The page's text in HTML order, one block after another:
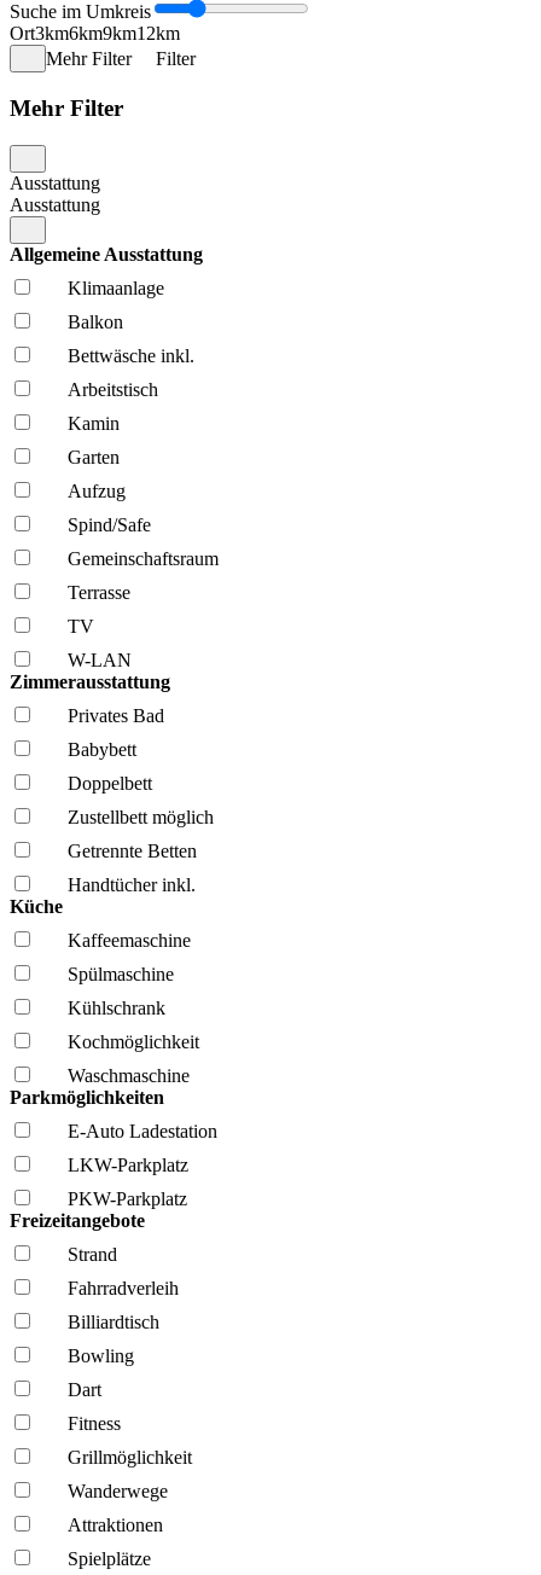
Suche im Umkreis
Ort3km6km9km12km
Mehr Filter
Filter
Mehr Filter
Ausstattung
Ausstattung
Allgemeine Ausstattung
Klima­anlage
Balkon
Bettwäsche inkl.
Arbeitstisch
Kamin
Garten
Aufzug
Spind/Safe
Gemeinschafts­raum
Terrasse
TV
W-LAN
Zimmerausstattung
Privates Bad
Babybett
Doppelbett
Zustellbett möglich
Getrennte Betten
Handtücher inkl.
Küche
Kaffee­maschine
Spül­maschine
Kühl­schrank
Kochmöglich­keit
Wasch­maschine
Parkmöglichkeiten
E-Auto Ladestation
LKW-Parkplatz
PKW-Parkplatz
Freizeitangebote
Strand
Fahrrad­verleih
Billiardtisch
Bowling
Dart
Fitness
Grillmöglich­keit
Wanderwege
Attraktionen
Spielplätze